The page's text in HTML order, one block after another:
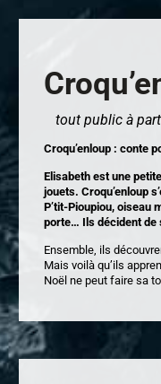
tout public à
Croqu’enloup : conte
Elisabeth est une
jouets. Croqu’enloup
P’tit-Pioupiou, oiseau
porte… Ils décident de
Ensemble, ils
Mais voilà qu’ils
Noël ne peut faire sa